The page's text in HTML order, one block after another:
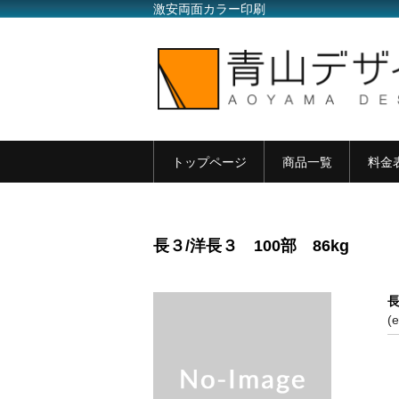
激安両面カラー印刷
トップページ 商品一覧 料金
長３/洋長３ 100部 86kg